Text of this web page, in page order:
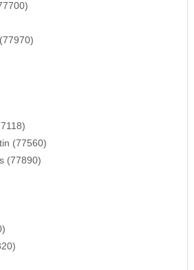
(77560)
(77890)